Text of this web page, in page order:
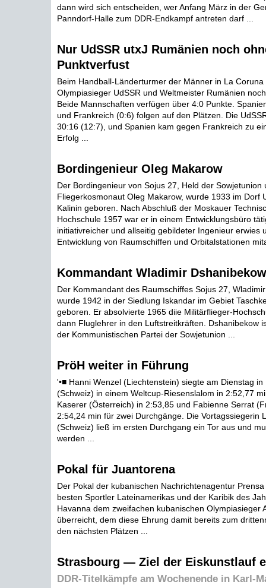
dann wird sich entscheiden, wer Anfang März in der
Panndorf-Halle zum DDR-Endkampf antreten darf ...
Nur UdSSR utxJ Rumänien noch
Punktverfust
Beim Handball-Länderturmer der Männer in La Coruna
Olympiasieger UdSSR und Weltmeister Rumänien
Beide Mannschaften verfügen über 4:0 Punkte.
und Frankreich (0:6) folgen auf den Plätzen. Die
30:16 (12:7), und Spanien kam gegen Frankreich zu
Erfolg ...
Bordingenieur Oleg Makarow
Der Bordingenieur von Sojus 27, Held der Sowjetunion
Fliegerkosmonaut Oleg Makarow, wurde 1933 im Dorf
Kalinin geboren. Nach Abschluß der Moskauer
Hochschule 1957 war er in einem Entwicklungsbüro
initiativreicher und allseitig gebildeter Ingenieur erwies
Entwicklung von Raumschiffen und Orbitalstationen
Kommandant Wladimir Dshanibekow
Der Kommandant des Raumschiffes Sojus 27,
wurde 1942 in der Siedlung Iskandar im Gebiet
geboren. Er absolvierte 1965 diie Militärflieger-
dann Fluglehrer in den Luftstreitkräften. Dshanibekow
der Kommunistischen Partei der Sowjetunion ...
PröH weiter in Führung
'•■ Hanni Wenzel (Liechtenstein) siegte am Dienstag in
(Schweiz) in einem Weltcup-Riesenslalom in 2:52,77
Kaserer (Österreich) in 2:53,85 und Fabienne Serrat
2:54,24 min für zwei Durchgänge. Die Vortagssiegerin
(Schweiz) ließ im ersten Durchgang ein Tor aus und
werden ...
Pokal für Juantorena
Der Pokal der kubanischen Nachrichtenagentur
besten Sportler Lateinamerikas und der Karibik des
Havanna dem zweifachen kubanischen Olympiasieger
überreicht, dem diese Ehrung damit bereits zum
den nächsten Plätzen ...
Strasbourg — Ziel der Eiskunstlauf
DDR-Titelkämpfe am Wochenende in Karl-